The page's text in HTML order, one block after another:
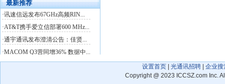
设置首页 光通讯招聘
企业搜
Copyright @ 2023 ICCSZ.com Inc.